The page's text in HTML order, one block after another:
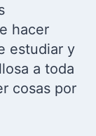
hacer
estudiar y
a toda
cosas por